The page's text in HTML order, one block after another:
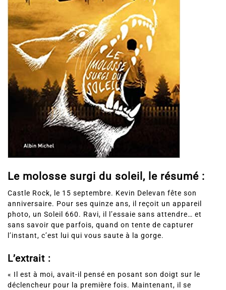
Le molosse surgi du soleil, le résumé :
Castle Rock, le 15 septembre. Kevin Delevan fête son
anniversaire. Pour ses quinze ans, il reçoit un appareil
photo, un Soleil 660. Ravi, il l’essaie sans attendre… et
sans savoir que parfois, quand on tente de capturer
l’instant, c’est lui qui vous saute à la gorge.
L’extrait :
« Il est à moi, avait-il pensé en posant son doigt sur le
déclencheur pour la première fois. Maintenant, il se